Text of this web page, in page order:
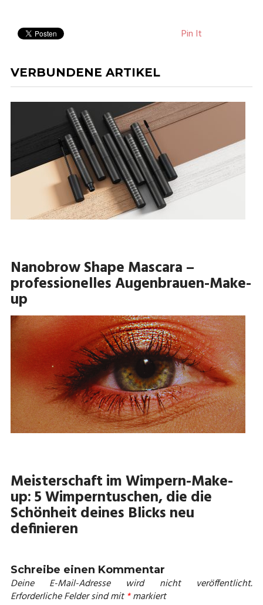
Pin It
VERBUNDENE ARTIKEL
Nanobrow Shape Mascara –
professionelles Augenbrauen-Make-
up
Meisterschaft im Wimpern-Make-
up: 5 Wimperntuschen, die die
Schönheit deines Blicks neu
definieren
Schreibe einen Kommentar
Deine E-Mail-Adresse wird nicht veröffentlicht.
Erforderliche Felder sind mit*markiert